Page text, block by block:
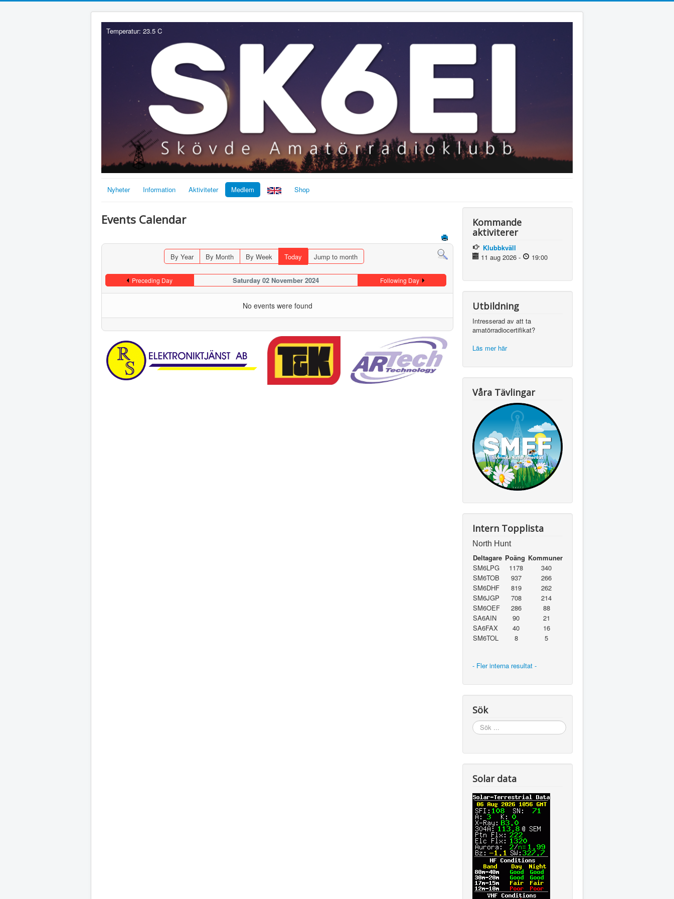
Temperatur: 23.5 C
Nyheter Information Aktiviteter Medlem Shop
Events Calendar
By Year By Month By Week Today Jump to month
Preceding Day Saturday 02 November 2024 Following Day
No events were found
Kommande
aktiviterer
Klubbkväll
11 aug 2026 - 19:00
Utbildning
Intresserad av att ta
amatörradiocertifikat?
Läs mer här
Våra Tävlingar
Intern Topplista
North Hunt
Deltagare Poäng Kommuner
SM6LPG
1178
340
SM6TOB
937
266
SM6DHF
819
262
SM6JGP
708
214
SM6OEF
286
88
SA6AIN
90
21
SA6FAX
40
16
SM6TOL
8 5
- Fler interna resultat -
Sök
Sök
...
Solar data